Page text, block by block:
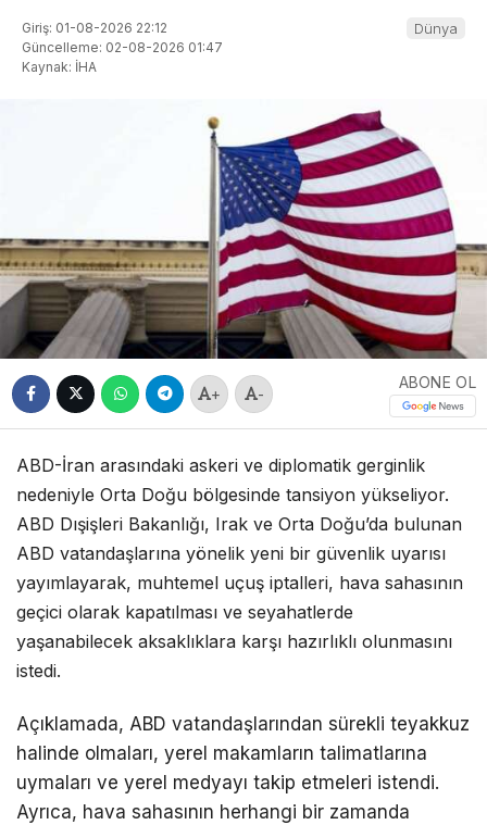
Giriş: 01-08-2026 22:12
Güncelleme: 02-08-2026 01:47
Kaynak: İHA
Dünya
+ -
ABONE OL
ABD-İran arasındaki askeri ve diplomatik gerginlik
nedeniyle Orta Doğu bölgesinde tansiyon yükseliyor.
ABD Dışişleri Bakanlığı, Irak ve Orta Doğu’da bulunan
ABD vatandaşlarına yönelik yeni bir güvenlik uyarısı
yayımlayarak, muhtemel uçuş iptalleri, hava sahasının
geçici olarak kapatılması ve seyahatlerde
yaşanabilecek aksaklıklara karşı hazırlıklı olunmasını
istedi.
Açıklamada, ABD vatandaşlarından sürekli teyakkuz
halinde olmaları, yerel makamların talimatlarına
uymaları ve yerel medyayı takip etmeleri istendi.
Ayrıca, hava sahasının herhangi bir zamanda